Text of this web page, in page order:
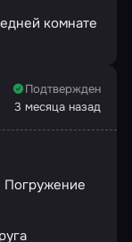
комнате
Подтвержден
3 месяца назад
Погружение